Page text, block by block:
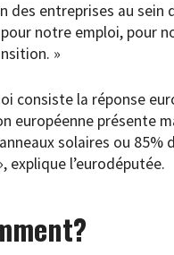
des entreprises au sein
notre emploi, pour
»
consiste la réponse
européenne présente
solaires ou
explique l’eurodéputée.